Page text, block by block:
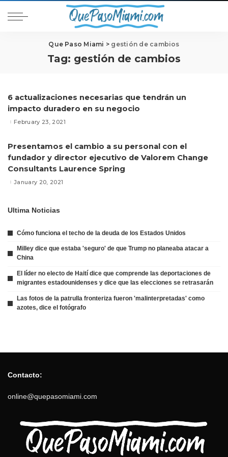
Que Paso Miami > gestión de cambios
Tag: gestión de cambios
6 actualizaciones necesarias que tendrán un
impacto duradero en su negocio
February 23, 2021
Presentamos el cambio a su personal con el
fundador y director ejecutivo de Valorem Change
Consultants Laurence Spring
January 20, 2021
Ultima Noticias
Cómo funciona el techo de la deuda de los Estados Unidos
Milley dice que estaba 'seguro' de que Trump no planeaba atacar a
China
El líder no electo de Haití dice que comprende las deportaciones de
migrantes estadounidenses y dice que las elecciones se retrasarán
Las fotos de la patrulla fronteriza fueron 'malinterpretadas' como
azotes, dice el fotógrafo
Contacto:
online@quepasomiami.com